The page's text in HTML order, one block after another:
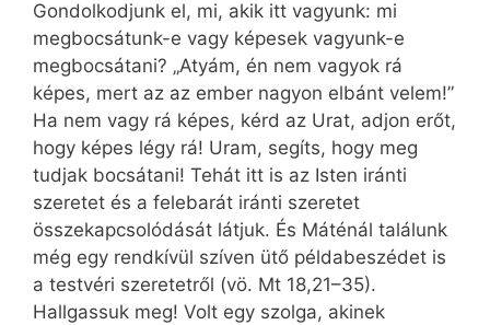
Gondolkodjunk el, mi, akik itt vagyunk: mi
megbocsátunk-e vagy képesek vagyunk-e
megbocsátani? „Atyám, én nem vagyok rá
képes, mert az az ember nagyon elbánt velem!”
Ha nem vagy rá képes, kérd az Urat, adjon erőt,
hogy képes légy rá! Uram, segíts, hogy meg
tudjak bocsátani! Tehát itt is az Isten iránti
szeretet és a felebarát iránti szeretet
összekapcsolódását látjuk. És Máténál találunk
még egy rendkívül szíven ütő példabeszédet is
a testvéri szeretetről (vö. Mt 18,21–35).
Hallgassuk meg! Volt egy szolga, akinek